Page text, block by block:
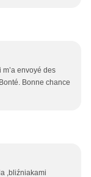
envoyé des
Bonne chance
,bliźniakami